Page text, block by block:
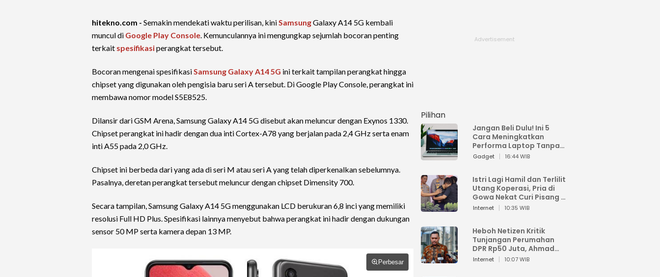
hitekno.com - Semakin mendekati waktu perilisan, kiniSamsungGalaxy A14 5G kembali
muncul di Google Play Console. Kemunculannya ini mengungkap sejumlah bocoran penting
terkait spesifikasiperangkat tersebut.
Bocoran mengenai spesifikasiSamsung Galaxy A14 5G ini terkait tampilan perangkat hingga
chipset yang digunakan oleh pengisia baru seri A tersebut. Di Google Play Console, perangkat ini
membawa nomor model S5E8525.
Dilansir dari GSM Arena, Samsung Galaxy A14 5G disebut akan meluncur dengan Exynos 1330.
Chipset perangkat ini hadir dengan dua inti Cortex-A78 yang berjalan pada 2,4 GHz serta enam
inti A55 pada 2,0 GHz.
Chipset ini berbeda dari yang ada di seri M atau seri A yang telah diperkenalkan sebelumnya.
Pasalnya, deretan perangkat tersebut meluncur dengan chipset Dimensity 700.
Secara tampilan, Samsung Galaxy A14 5G menggunakan LCD berukuran 6,8 inci yang memiliki
resolusi Full HD Plus. Spesifikasi lainnya menyebut bahwa perangkat ini hadir dengan dukungan
sensor 50 MP serta kamera depan 13 MP.
Perbesar
Pilihan
Jangan Beli Dulu! Ini 5
Cara Meningkatkan
Performa Laptop Tanpa
Harus Beli Baru
Gadget 16:44 WIB
Istri Lagi Hamil dan Terlilit
Utang Koperasi, Pria di
Gowa Nekat Curi Pisang 4
Tandan Milik Tetangga,
Internet 10:35 WIB
Heboh Netizen Kritik
Tunjangan Perumahan
DPR Rp50 Juta, Ahmad
Sahroni: Enggak Senang
Internet 10:07 WIB